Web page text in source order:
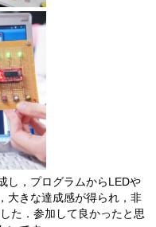
し，プログラムからLEDや
大きな達成感が得られ，非
た．参加して良かったと思